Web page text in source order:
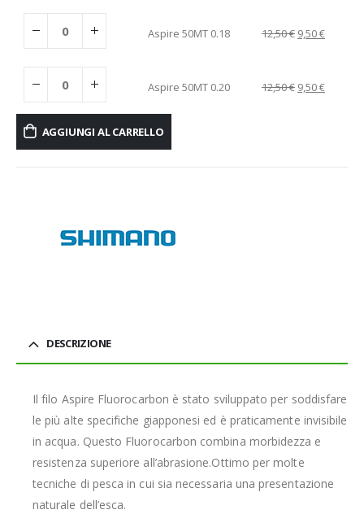
Aspire 50MT 0.18 12,50€ 9,50€
Aspire 50MT 0.20 12,50€ 9,50€
AGGIUNGI AL CARRELLO
DESCRIZIONE
Il filo Aspire Fluorocarbon è stato sviluppato per soddisfare
le più alte specifiche giapponesi ed è praticamente invisibile
in acqua. Questo Fluorocarbon combina morbidezza e
resistenza superiore all’abrasione.Ottimo per molte
tecniche di pesca in cui sia necessaria una presentazione
naturale dell’esca.